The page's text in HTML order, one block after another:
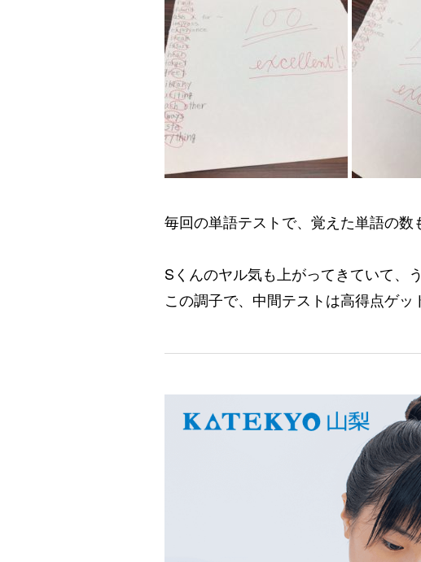
毎回の単語テストで、覚えた単語の数
Sくんのヤル気も上がってきていて、う
この調子で、中間テストは高得点ゲッ